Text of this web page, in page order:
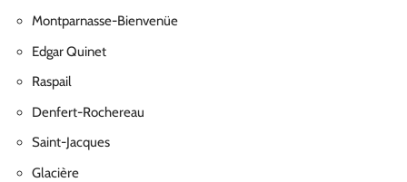
Montparnasse-Bienvenüe
Edgar Quinet
Raspail
Denfert-Rochereau
Saint-Jacques
Glacière